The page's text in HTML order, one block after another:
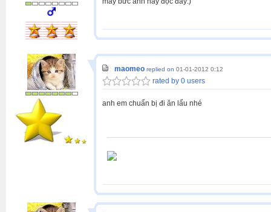
maomeo replied on 01-01-2012 0:12
rated by 0 users
anh em chuẩn bị đi ăn lẩu nhé